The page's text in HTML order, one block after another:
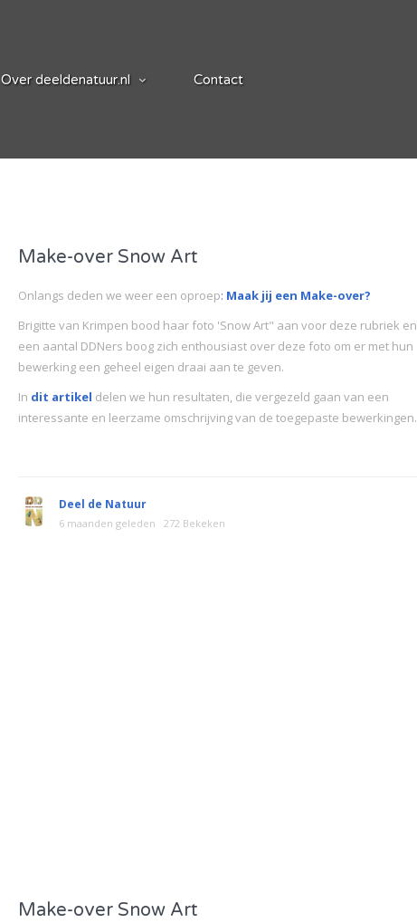
Over deeldenatuur.nl Contact
Make-over Snow Art
Onlangs deden we weer een oproep: Maak jij een Make-over?
Brigitte van Krimpen bood haar foto 'Snow Art" aan voor deze rubriek en
een aantal DDNers boog zich enthousiast over deze foto om er met hun
bewerking een geheel eigen draai aan te geven.
In dit artikel delen we hun resultaten, die vergezeld gaan van een
interessante en leerzame omschrijving van de toegepaste bewerkingen.
Deel de Natuur
6 maanden geleden 272 Bekeken
Make-over Snow Art